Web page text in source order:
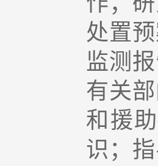
处置
监测
有关
和援
识；